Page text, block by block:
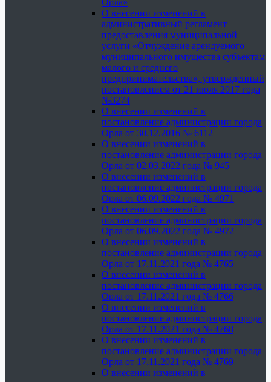
Орла»
О внесении изменений в
административный регламент
предоставления муниципальной
услуги «Отчуждение арендуемого
муниципального имущества субъектам
малого и среднего
предпринимательства», утвержденный
постановлением от 21 июля 2017 года
№3274
О внесении изменений в
постановление администрации города
Орла от 30.12.2016 № 6112
О внесении изменений в
постановление администрации города
Орла от 02.03.2022 года № 945
О внесении изменений в
постановление администрации города
Орла от 06.09.2022 года № 4971
О внесении изменений в
постановление администрации города
Орла от 06.09.2022 года № 4972
О внесении изменений в
постановление администрации города
Орла от 17.11.2021 года № 4765
О внесении изменений в
постановление администрации города
Орла от 17.11.2021 года № 4766
О внесении изменений в
постановление администрации города
Орла от 17.11.2021 года № 4768
О внесении изменений в
постановление администрации города
Орла от 17.11.2021 года № 4769
О внесении изменений в